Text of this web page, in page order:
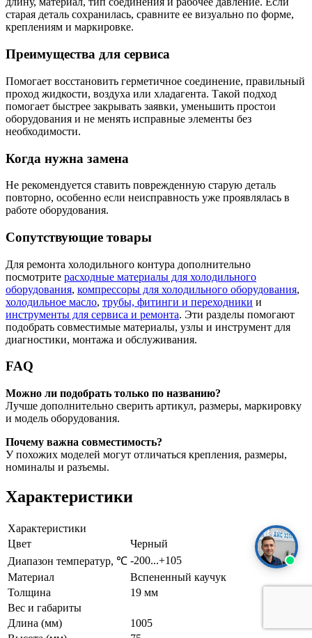
старая деталь сохранилась, сравните ее визуально по форме,
креплениям и маркировке.
Преимущества для сервиса
Помогает восстановить герметичное соединение, правильный
проход жидкости, воздуха или хладагента. Такой подход
помогает быстрее закрывать заявки, уменьшить простои
оборудования и не менять исправные элементы без
необходимости.
Когда нужна замена
Не рекомендуется ставить поврежденную старую деталь
повторно, особенно если неисправность уже проявлялась в
работе оборудования.
Сопутствующие товары
Для ремонта холодильного контура дополнительно
посмотрите расходные материалы для холодильного
оборудования, компрессоры для холодильного оборудования,
холодильное масло, трубы, фитинги и переходники и
инструменты для сервиса и ремонта. Эти разделы помогают
подобрать совместимые материалы, узлы и инструмент для
диагностики, монтажа и обслуживания.
FAQ
Можно ли подобрать только по названию?
Лучше дополнительно сверить артикул, размеры, маркировку
и модель оборудования.
Почему важна совместимость?
У похожих моделей могут отличаться крепления, размеры,
номиналы и разъемы.
Характеристики
Характеристики
Цвет
Черный
Диапазон температур, ℃ -200...+105
Материал
Вспененный каучук
Толщина
19 мм
Вес и габариты
Длина (мм)
1005